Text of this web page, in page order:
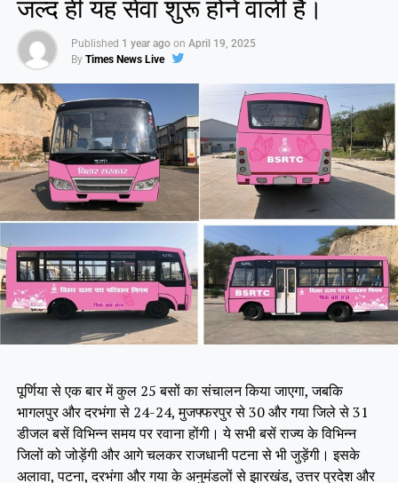
Published 1 year ago on April 19, 2025
By Times News Live
पूर्णिया से एक बार में कुल 25 बसों का संचालन किया जाएगा, जबकि
भागलपुर और दरभंगा से 24-24, मुजफ्फरपुर से 30 और गया जिले से 31
डीजल बसें विभिन्न समय पर रवाना होंगी। ये सभी बसें राज्य के विभिन्न
जिलों को जोड़ेंगी और आगे चलकर राजधानी पटना से भी जुड़ेंगी। इसके
अलावा, पटना, दरभंगा और गया के अनुमंडलों से झारखंड, उत्तर प्रदेश और